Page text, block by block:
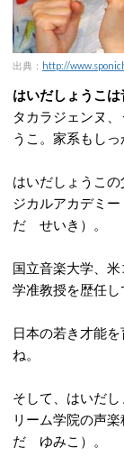
出典： http://
はいだしょうこ
タカラジェンヌ
うこ。家系もしっ
はいだしょうこ
ジカルアカデミ
だ せいき）。
国立音楽大学、
学准教授を歴任し
日本の若き才能
ね。
そして、はいだ
リーム学院の声
だ ゆみこ）。